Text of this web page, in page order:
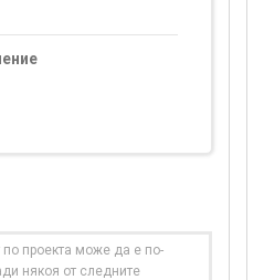
по проекта може да е по-
някоя от следните